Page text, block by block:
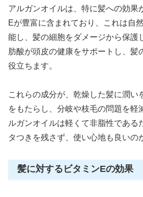
アルガンオイルは、特に髪への効果
Eが豊富に含まれており、これは自
能し、髪の細胞をダメージから保護
肪酸が頭皮の健康をサポートし、髪
役立ちます。
これらの成分が、乾燥した髪に潤い
をもたらし、分岐や枝毛の問題を軽
ルガンオイルは軽くて非脂性である
タつきを残さず、使い心地も良いの
髪に対するビタミンEの効果